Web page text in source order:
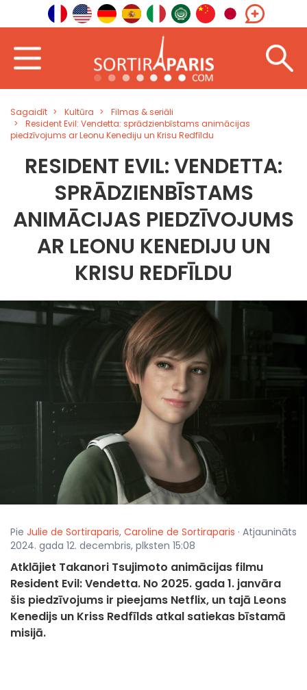
Sagaidīt Kultūra
Filmas & seriāli
Resident Evil: Vendetta: sprādzienbīstams animācijas
piedzīvojums ar Leonu Kenediju un Krisu Redfīldu
RESIDENT EVIL: VENDETTA:
SPRĀDZIENBĪSTAMS
ANIMĀCIJAS PIEDZĪVOJUMS
AR LEONU KENEDIJU UN
KRISU REDFĪLDU
Pie Julie de Sortiraparis, Caroline de Sortiraparis · Atjaunināts
2024. gada 12. decembris, plksten 15:08
Atklājiet Takanori Tsujimoto animācijas filmu
Resident Evil: Vendetta. No 2025. gada 1. janvāra
šis piedzīvojums ir pieejams Netflix, un tajā Leons
Kenedijs un Kriss Redfīlds atkal satiekas bīstamā
misijā.